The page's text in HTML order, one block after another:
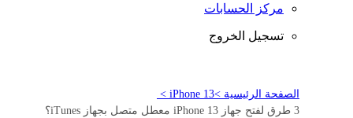
مركز الحسابات
تسجيل الخروج
الصفحة الرئيسية >iPhone 13 >
3 طرق لفتح جهاز iPhone 13 معطل متصل بجهاز iTunes؟